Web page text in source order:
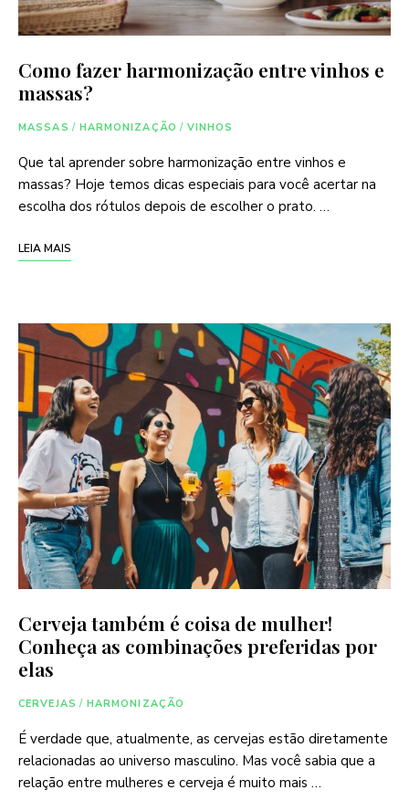
Como fazer harmonização entre vinhos e
massas?
MASSAS / HARMONIZAÇÃO / VINHOS
Que tal aprender sobre harmonização entre vinhos e
massas? Hoje temos dicas especiais para você acertar na
escolha dos rótulos depois de escolher o prato. …
LEIA MAIS
Cerveja também é coisa de mulher!
Conheça as combinações preferidas por
elas
CERVEJAS / HARMONIZAÇÃO
É verdade que, atualmente, as cervejas estão diretamente
relacionadas ao universo masculino. Mas você sabia que a
relação entre mulheres e cerveja é muito mais …